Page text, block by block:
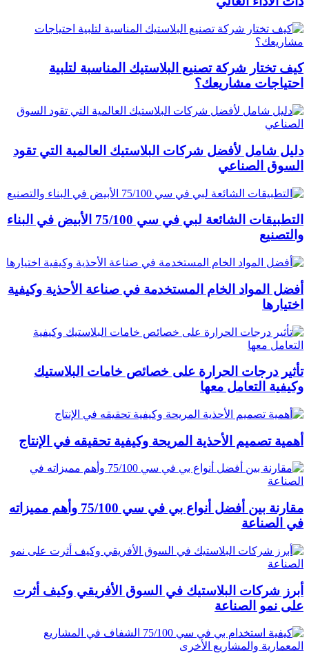
كيف تختار شركة تصنيع البلاستيك المناسبة لتلبية
احتياجات مشاريعك؟
دليل شامل لأفضل شركات البلاستيك العالمية التي تقود
السوق الصناعي
التطبيقات الشائعة لبي في سي 75/100 الأبيض في البناء
والتصنيع
أفضل المواد الخام المستخدمة في صناعة الأحذية وكيفية
اختيارها
تأثير درجات الحرارة على خصائص خامات البلاستيك
وكيفية التعامل معها
أهمية تصميم الأحذية المريحة وكيفية تحقيقه في الإنتاج
مقارنة بين أفضل أنواع بي في سي 75/100 وأهم مميزاته
في الصناعة
أبرز شركات البلاستيك في السوق الأفريقي وكيف أثرت
على نمو الصناعة